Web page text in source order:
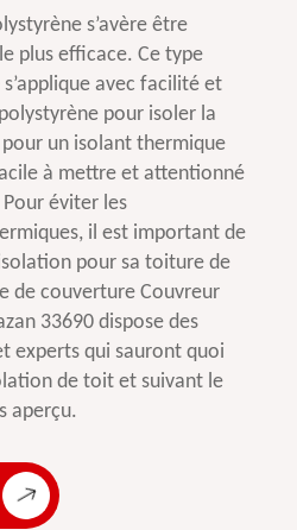
s’avère être
plus efficace. Ce type
avec facilité et
pour isoler la
un isolant thermique
à mettre et attentionné
éviter les
il est important de
pour sa toiture de
de couverture Couvreur
33690 dispose des
experts qui sauront quoi
de toit et suivant le
aperçu.